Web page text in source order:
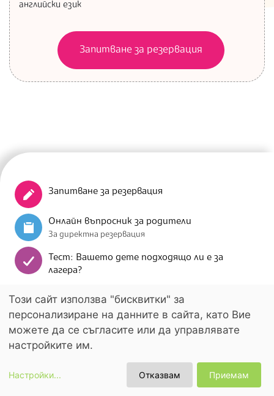
английски език
Запитване за резервация
Запитване за резервация
Онлайн въпросник за родители
За директна резервация
Тест: Вашето дете подходящо ли е за
лагера?
Цени и периоди
Практически въпроси
Програма за седмица 1
Програма за седмица 2
Запитване за резервация
Този сайт използва "бисквитки" за
персонализиране на данните в сайта, като Вие
можете да се съгласите или да управлявате
настройките им.
Настройки... Отказвам Приемам